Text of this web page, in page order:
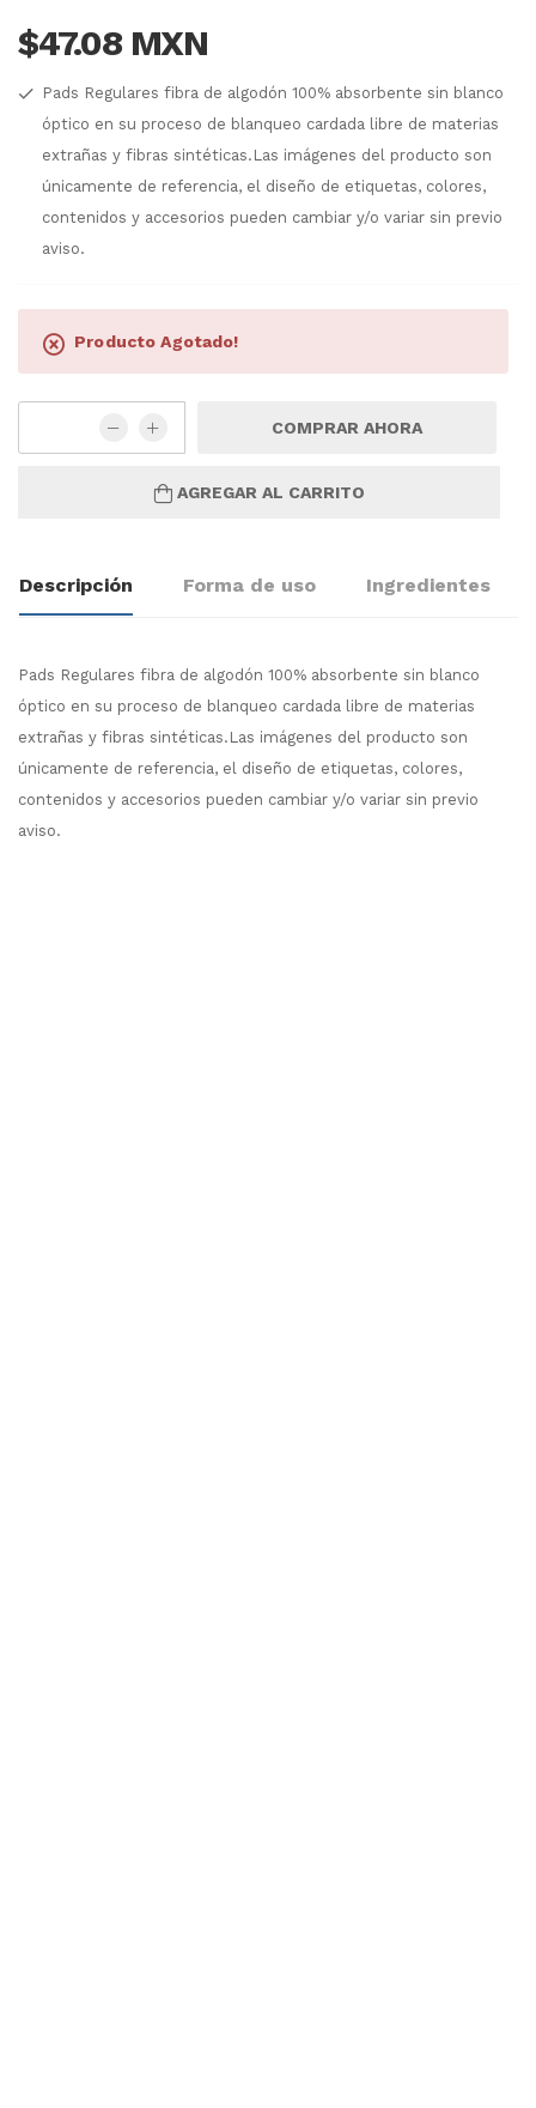
$47.08 MXN
Pads Regulares fibra de algodón 100% absorbente sin blanco
óptico en su proceso de blanqueo cardada libre de materias
extrañas y fibras sintéticas.Las imágenes del producto son
únicamente de referencia, el diseño de etiquetas, colores,
contenidos y accesorios pueden cambiar y/o variar sin previo
aviso.
Producto Agotado!
COMPRAR AHORA
AGREGAR AL CARRITO
Descripción Forma de uso Ingredientes
Pads Regulares fibra de algodón 100% absorbente sin blanco
óptico en su proceso de blanqueo cardada libre de materias
extrañas y fibras sintéticas.Las imágenes del producto son
únicamente de referencia, el diseño de etiquetas, colores,
contenidos y accesorios pueden cambiar y/o variar sin previo
aviso.